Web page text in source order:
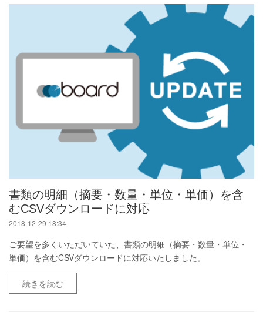
書類の明細（摘要・数量・単位・単価）を含
むCSVダウンロードに対応
2018-12-29 18:34
ご要望を多くいただいていた、書類の明細（摘要・数量・単位・
単価）を含むCSVダウンロードに対応いたしました。
続きを読む